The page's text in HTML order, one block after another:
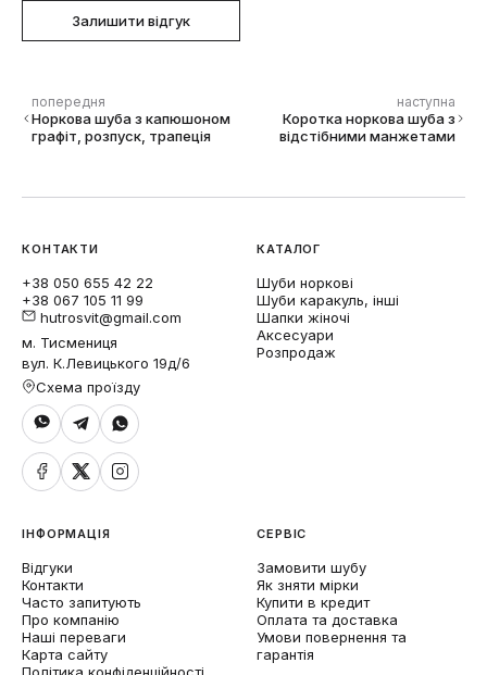
Залишити відгук
попередня
Норкова шуба з капюшоном
графіт, розпуск, трапеція
наступна
Коротка норкова шуба з
відстібними манжетами
КОНТАКТИ
+38 050 655 42 22
+38 067 105 11 99
hutrosvit@gmail.com
м. Тисмениця
вул. К.Левицького 19д/6
Схема проїзду
КАТАЛОГ
Шуби норкові
Шуби каракуль, інші
Шапки жіночі
Аксесуари
Розпродаж
ІНФОРМАЦІЯ
Відгуки
Контакти
Часто запитують
Про компанію
Наші переваги
Карта сайту
Політика конфіденційності
СЕРВІС
Замовити шубу
Як зняти мірки
Купити в кредит
Оплата та доставка
Умови повернення та
гарантія